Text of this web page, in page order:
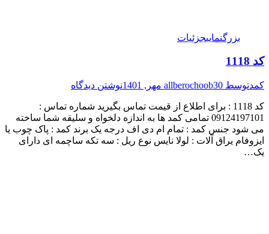
بزرگنماییجزئیات
کد 1118
کمدتوسط allberochoob30 مهر, 1401 نوشتن دیدگاه
کد 1118 : برای اطلاع از قیمت تماس بگیرید شماره تماس :
09124197101 تمامی کمد ها به اندازه دلخواه و سلیقه شما ساخته
می شود جنس کمد : تمام ام دی اف درجه یک برند کمد : پاک چوب یا
ایزوفام یراق آلات : لولا نایس نوع ریل : سه تکه ساچمه ای دارای
یک…